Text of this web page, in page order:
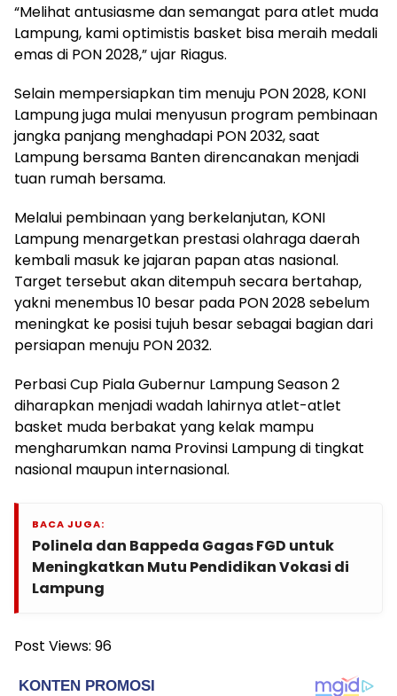
“Melihat antusiasme dan semangat para atlet muda
Lampung, kami optimistis basket bisa meraih medali
emas di PON 2028,” ujar Riagus.
Selain mempersiapkan tim menuju PON 2028, KONI
Lampung juga mulai menyusun program pembinaan
jangka panjang menghadapi PON 2032, saat
Lampung bersama Banten direncanakan menjadi
tuan rumah bersama.
Melalui pembinaan yang berkelanjutan, KONI
Lampung menargetkan prestasi olahraga daerah
kembali masuk ke jajaran papan atas nasional.
Target tersebut akan ditempuh secara bertahap,
yakni menembus 10 besar pada PON 2028 sebelum
meningkat ke posisi tujuh besar sebagai bagian dari
persiapan menuju PON 2032.
Perbasi Cup Piala Gubernur Lampung Season 2
diharapkan menjadi wadah lahirnya atlet-atlet
basket muda berbakat yang kelak mampu
mengharumkan nama Provinsi Lampung di tingkat
nasional maupun internasional.
BACA JUGA:
Polinela dan Bappeda Gagas FGD untuk
Meningkatkan Mutu Pendidikan Vokasi di
Lampung
Post Views: 96